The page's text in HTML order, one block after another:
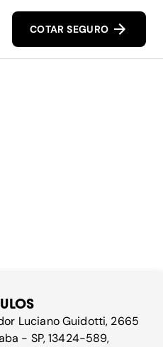
COTAR SEGURO
Luciano Guidotti, 2665
- SP, 13424-589,